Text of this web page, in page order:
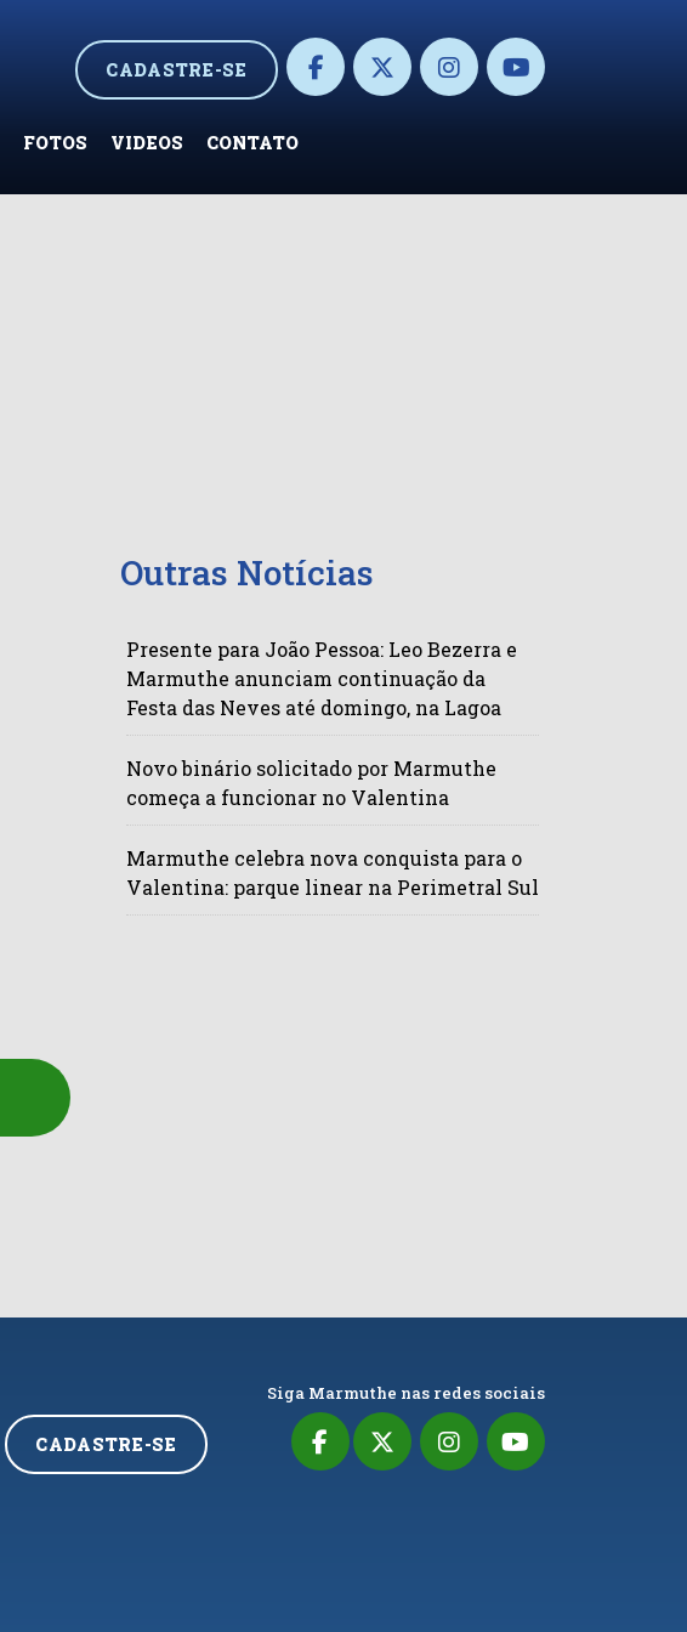
CADASTRE-SE
FOTOS VIDEOS CONTATO
Outras Notícias
Presente para João Pessoa: Leo Bezerra e
Marmuthe anunciam continuação da
Festa das Neves até domingo, na Lagoa
Novo binário solicitado por Marmuthe
começa a funcionar no Valentina
Marmuthe celebra nova conquista para o
Valentina: parque linear na Perimetral Sul
CADASTRE-SE
Siga Marmuthe nas redes sociais